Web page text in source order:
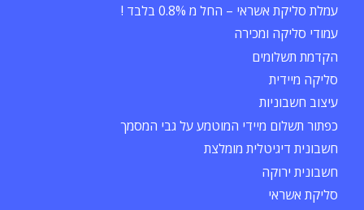
עמלת סליקת אשראי – החל מ 0.8% בלבד !
עמודי סליקה ומכירה
הקדמת תשלומים
סליקה מיידית
עיצוב חשבוניות
כפתור תשלום מיידי המוטמע על גבי המסמך
חשבונית דיגיטלית מומלצת
חשבונית ירוקה
סליקת אשראי